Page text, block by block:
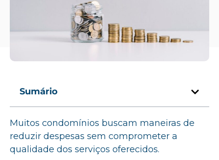
Sumário
Muitos condomínios buscam maneiras de
reduzir despesas sem comprometer a
qualidade dos serviços oferecidos.